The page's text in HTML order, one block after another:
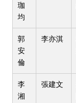
珈
均
郭
安
倫
李亦淇
李
湘
張建文